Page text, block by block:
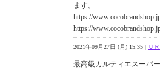
ます。
https://
https://
2021年09月27日 (月) 15:35 | Ｕ
最高級カルティエスーパ